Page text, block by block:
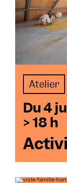
Atelier
Du 4
> 18 h